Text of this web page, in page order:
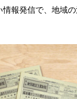
報発信で、地域